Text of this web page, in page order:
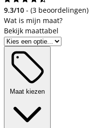
9.3/10 - (3 beoordelingen)
Bekijk maattabel
Maat kiezen